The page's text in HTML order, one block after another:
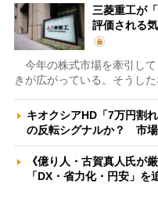
三菱重工が
評価される
今年の株式市場を牽引し
きが広がっている。そうし
キオクシアHD「7万円割
の反転シグナルか？ 市
《億り人・古賀真人氏が
「DX・省力化・円安」